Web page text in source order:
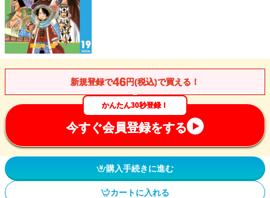
新規登録で46円(税込)で買える！
かんたん30秒登録！
今すぐ会員登録をする
購入手続きに進む
カートに入れる